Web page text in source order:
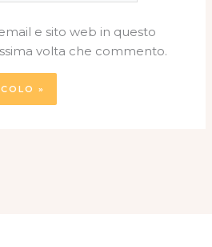
e sito web in questo
volta che commento.